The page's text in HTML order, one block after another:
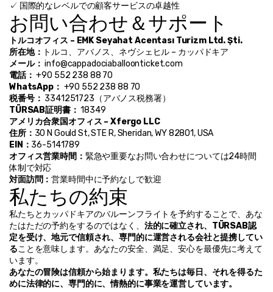
✓ 国際的なレベルでの顧客サービスの卓越性
お問い合わせ＆サポート
トルコオフィス – EMK Seyahat Acentası Turizm Ltd. Şti.
所在地： トルコ、アバノス、ネヴシェヒル – カッパドキア
メール： info@cappadociaballoonticket.com
電話： +90 552 238 88 70
WhatsApp： +90 552 238 88 70
税番号： 3341251723（アバノス税務署）
TÜRSAB証明書： 18349
アメリカ合衆国オフィス – Xfergo LLC
住所： 30 N Gould St, STE R, Sheridan, WY 82801, USA
EIN： 36-5141789
オフィス営業時間： 緊急や重要なお問い合わせについては24時間
体制で対応
対面訪問：営業時間中に予約なしで歓迎
私たちの約束
私たちとカッパドキアのバルーンフライトを予約することで、あな
たはただの予約をするのではなく、 法的に確立され、TÜRSAB認
定を受け、地元で信頼され、専門的に運営される会社と提携してい
ることを意味します。あなたの安全、満足、安心を最優先に考えて
います。
あなたの冒険は信頼から始まります。私たちは毎日、それを得るた
めに法律的に、専門的に、情熱的に事業を運営しています。